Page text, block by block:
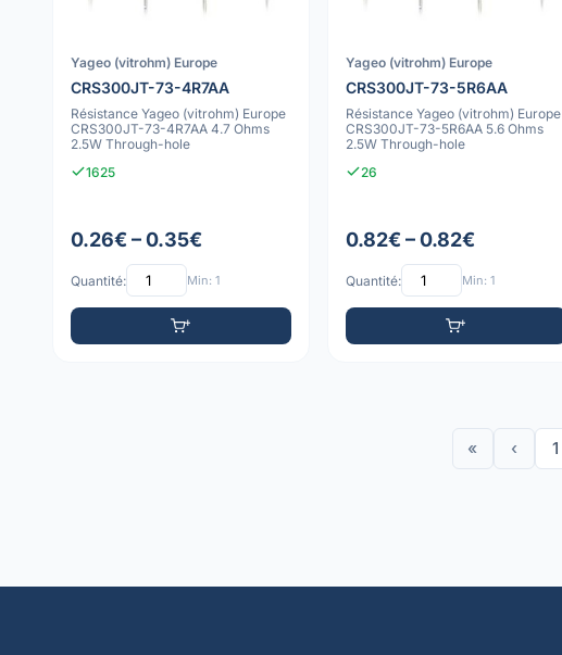
Yageo (vitrohm) Europe
CRS300JT-73-4R7AA
Résistance Yageo (vitrohm) Europe
CRS300JT-73-4R7AA 4.7 Ohms
2.5W Through-hole
1625
0.26€ – 0.35€
Quantité: Min: 1
Yageo (vitrohm) Europe
CRS300JT-73-5R6AA
Résistance Yageo (vitrohm) Europe
CRS300JT-73-5R6AA 5.6 Ohms
2.5W Through-hole
26
0.82€ – 0.82€
Quantité: Min: 1
« ‹ 1